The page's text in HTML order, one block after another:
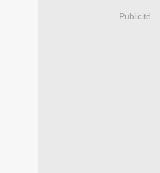
Publicité